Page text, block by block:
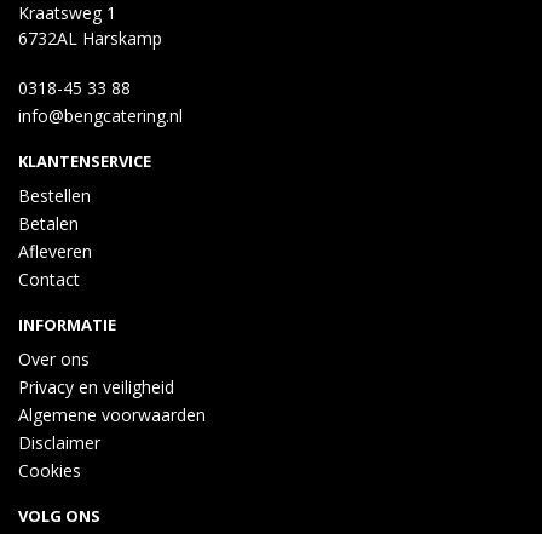
Kraatsweg 1
6732AL Harskamp
0318-45 33 88
info@bengcatering.nl
KLANTENSERVICE
Bestellen
Betalen
Afleveren
Contact
INFORMATIE
Over ons
Privacy en veiligheid
Algemene voorwaarden
Disclaimer
Cookies
VOLG ONS